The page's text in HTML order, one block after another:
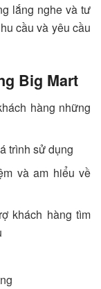
lắng nghe và tư
cầu và yêu cầu
Big Mart
hàng những
trình sử dụng
và am hiểu về
khách hàng tìm